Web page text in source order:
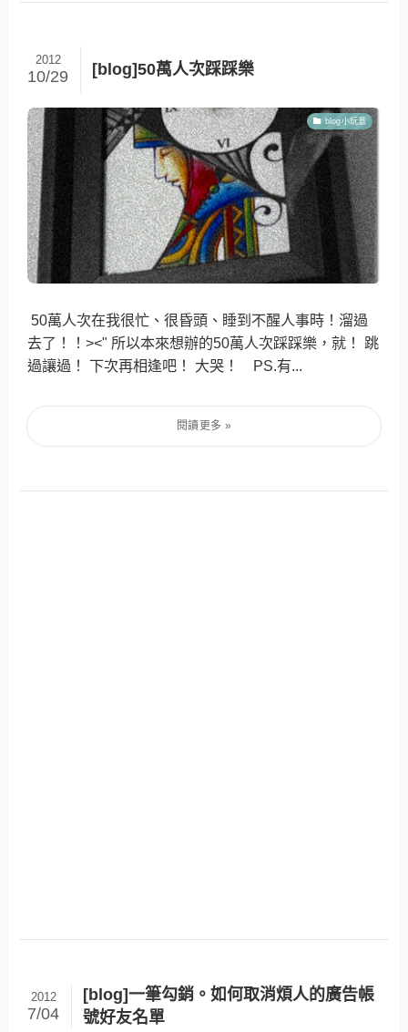
[blog]50萬人次踩踩樂
2012
10/29
blog小玩意
50萬人次在我很忙、很昏頭、睡到不醒人事時！溜過
去了！！><" 所以本來想辦的50萬人次踩踩樂，就！ 跳
過讓過！ 下次再相逢吧！ 大哭！ PS.有...
[blog]一筆勾銷。如何取消煩人的廣告帳
號好友名單
2012
7/04